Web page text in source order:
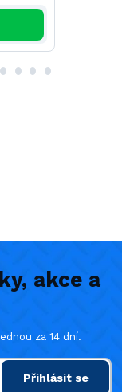
akce a
za 14 dní.
Přihlásit se